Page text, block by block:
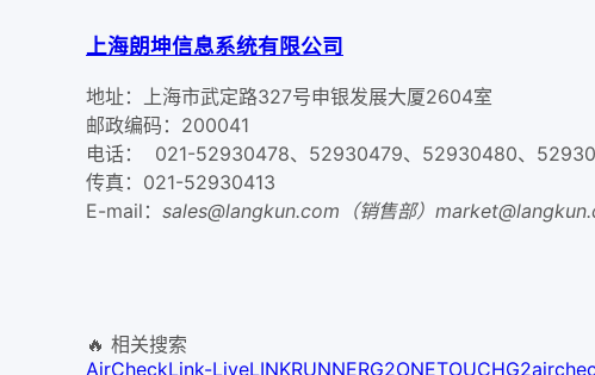
上海朗坤信息系统有限公司
地址：上海市武定路327号申银发展大厦2604室
邮政编码：200041
电话： 021-52930478、52930479、52930480、
传真：021-52930413
E-mail： sales@langkun.com（销售部）
🔥 相关搜索
AirCheckLink-LiveLINKRUNNERG2ONETOUCHG2